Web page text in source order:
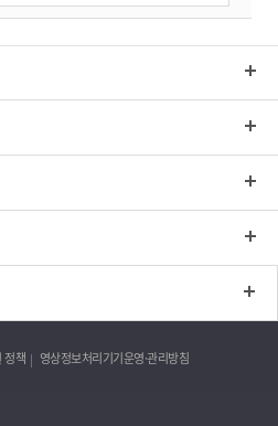
정책 영상정보처리기기운영·관리방침